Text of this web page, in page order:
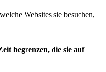
Websites sie besuchen,
begrenzen, die sie auf